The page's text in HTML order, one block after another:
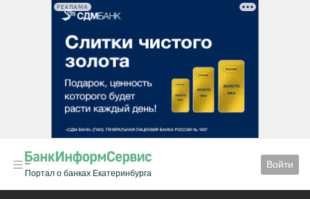
РЕКЛАМА
Портал о банках Екатеринбурга
Войти